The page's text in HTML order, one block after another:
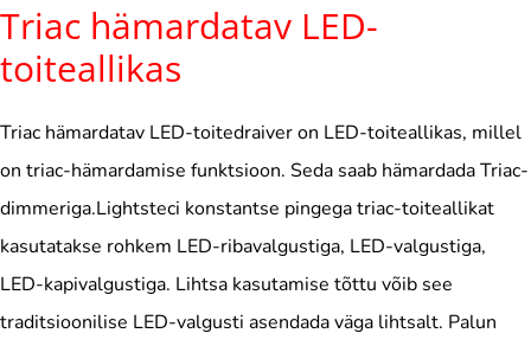
Triac hämardatav LED-
toiteallikas
Triac hämardatav LED-toitedraiver on LED-toiteallikas, millel
on triac-hämardamise funktsioon. Seda saab hämardada Triac-
dimmeriga.Lightsteci konstantse pingega triac-toiteallikat
kasutatakse rohkem LED-ribavalgustiga, LED-valgustiga,
LED-kapivalgustiga. Lihtsa kasutamise tõttu võib see
traditsioonilise LED-valgusti asendada väga lihtsalt. Palun